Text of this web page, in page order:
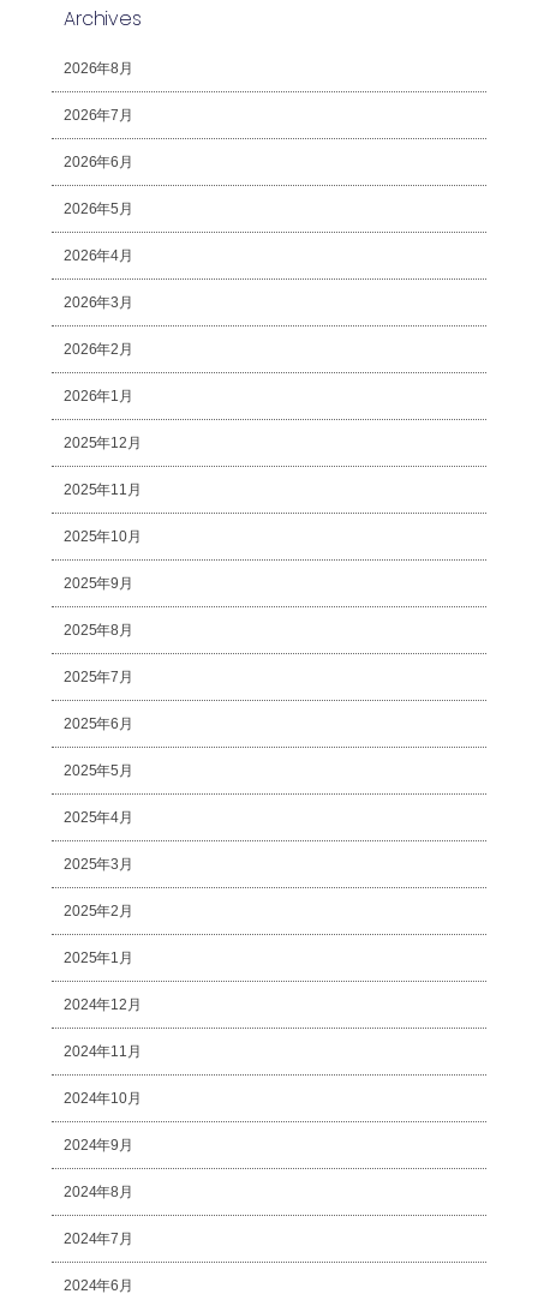
Archives
2026年8月
2026年7月
2026年6月
2026年5月
2026年4月
2026年3月
2026年2月
2026年1月
2025年12月
2025年11月
2025年10月
2025年9月
2025年8月
2025年7月
2025年6月
2025年5月
2025年4月
2025年3月
2025年2月
2025年1月
2024年12月
2024年11月
2024年10月
2024年9月
2024年8月
2024年7月
2024年6月